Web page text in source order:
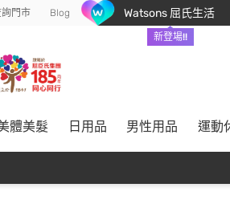
門市 Blog Watsons 屈氏生活
新登場!!
體美髮 日用品 男性用品 運動